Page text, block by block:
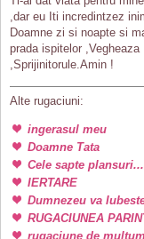
,dar eu Iti incredintzez
Doamne zi si noapte si
prada ispitelor
,Sprijinitorule.Amin !
Alte rugaciuni:
ingerasul meu
Doamne Tata
Cele sapte plansuri...
IERTARE
Dumnezeu va
RUGACIUNEA
rugaciune de